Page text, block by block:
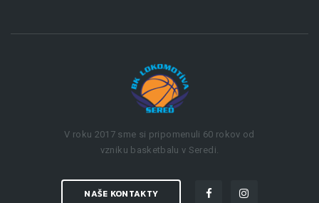
V roku 2017 sme si pripomenuli 60 rokov od
vzniku basketbalu v Seredi.
NAŠE KONTAKTY